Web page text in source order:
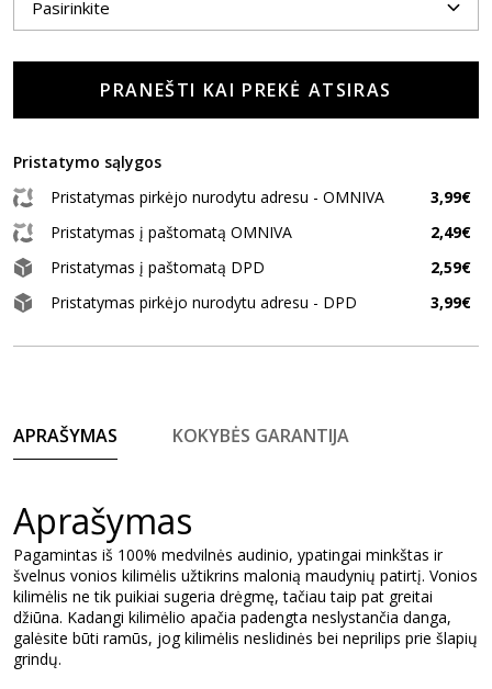
PRANEŠTI KAI PREKĖ ATSIRAS
Pristatymo sąlygos
Pristatymas pirkėjo nurodytu adresu - OMNIVA
3,99€
Pristatymas į paštomatą OMNIVA
2,49€
Pristatymas į paštomatą DPD
2,59€
Pristatymas pirkėjo nurodytu adresu - DPD
3,99€
APRAŠYMAS KOKYBĖS GARANTIJA
Aprašymas
Pagamintas iš 100% medvilnės audinio, ypatingai minkštas ir
švelnus vonios kilimėlis užtikrins malonią maudynių patirtį. Vonios
kilimėlis ne tik puikiai sugeria drėgmę, tačiau taip pat greitai
džiūna. Kadangi kilimėlio apačia padengta neslystančia danga,
galėsite būti ramūs, jog kilimėlis neslidinės bei neprilips prie šlapių
grindų.